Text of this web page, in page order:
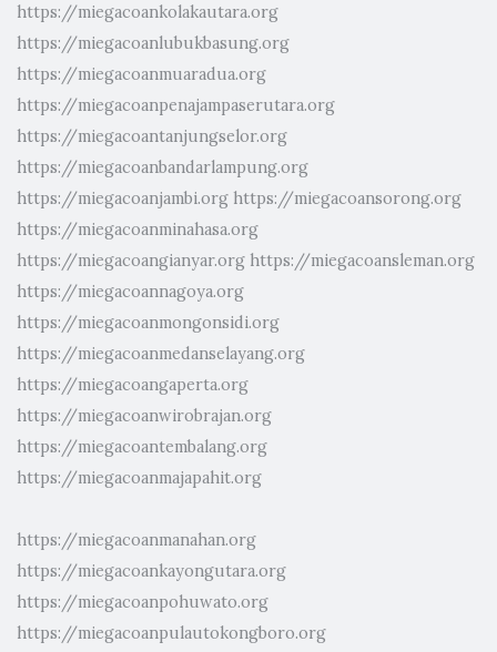
https://miegacoankolakautara.org
https://miegacoanlubukbasung.org
https://miegacoanmuaradua.org
https://miegacoanpenajampaserutara.org
https://miegacoantanjungselor.org
https://miegacoanbandarlampung.org
https://miegacoanjambi.org https://miegacoansorong.org
https://miegacoanminahasa.org
https://miegacoangianyar.org https://miegacoansleman.org
https://miegacoannagoya.org
https://miegacoanmongonsidi.org
https://miegacoanmedanselayang.org
https://miegacoangaperta.org
https://miegacoanwirobrajan.org
https://miegacoantembalang.org
https://miegacoanmajapahit.org
https://miegacoanmanahan.org
https://miegacoankayongutara.org
https://miegacoanpohuwato.org
https://miegacoanpulautokongboro.org